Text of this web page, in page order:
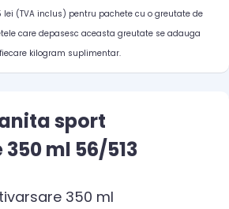
lei (TVA inclus) pentru pachete cu o greutate de
care depasesc aceasta greutate se adauga
kilogram suplimentar.
sport
ml 56/513
350 ml